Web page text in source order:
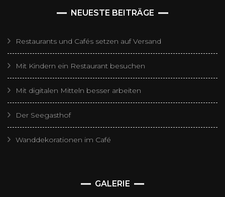
NEUESTE BEITRÄGE
Restaurants und Cafés setzen auf Versand
Mit Kindern ein Restaurant besuchen
Mit digitalen Mitteln besser arbeiten
Der Seegasthof
Wanddekorationen im Café
GALERIE